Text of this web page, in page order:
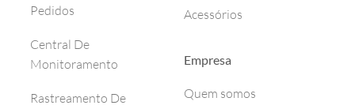
Pedidos
Central De
Monitoramento
Rastreamento De
Acessórios
Empresa
Quem somos